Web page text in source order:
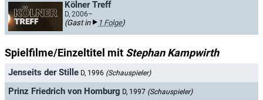
Kölner Treff
D, 2006–
(Gast in 1 Folge)
Spielfilme/Einzeltitel mit Stephan Kampwirth
Jenseits der Stille D, 1996 (Schauspieler)
Prinz Friedrich von Homburg D, 1997 (Schauspieler)